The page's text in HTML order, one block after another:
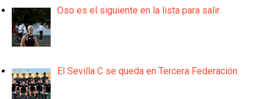
Oso es el siguiente en la lista para salir
El Sevilla C se queda en Tercera Federación